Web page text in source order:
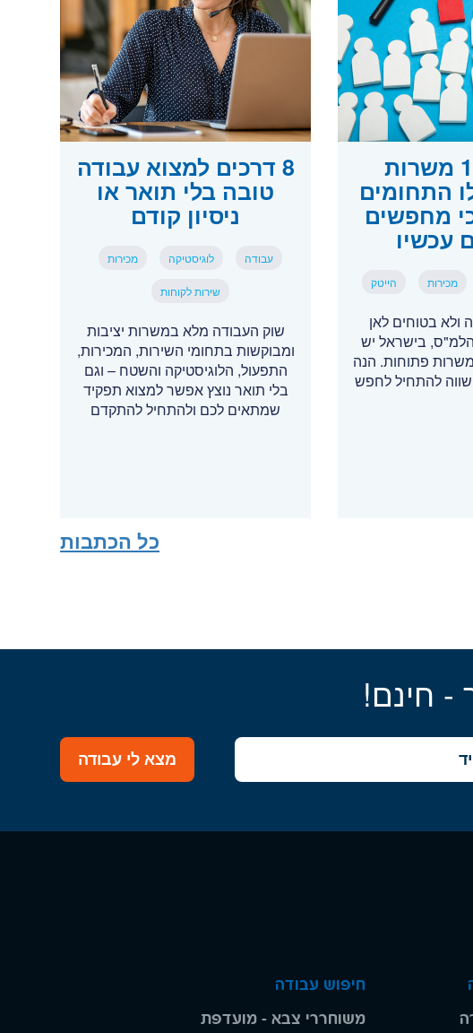
131,000 משרות
התחומים
מחפשים
עכשיו
מכירות הייטק
ולא בטוחים לאן
הלמ"ס, בישראל יש
אלף משרות פתוחות. הנה
להתחיל לחפש
8 דרכים למצוא עבודה
טובה בלי תואר או
ניסיון קודם
עבודה לוגיסטיקה מכירות
שירות לקוחות
שוק העבודה מלא במשרות יציבות
ומבוקשות בתחומי השירות, המכירות,
התפעול, הלוגיסטיקה והשטח – וגם
בלי תואר נוצץ אפשר למצוא תפקיד
שמתאים לכם ולהתחיל להתקדם
כל הכתבות
- חינם!
מצא לי עבודה
חיפוש עבודה
משוחררי צבא - מועדפת